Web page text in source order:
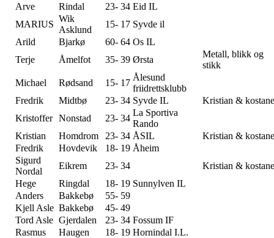
Arve
Rindal 23- 34 Eid IL
MARIUS
Wik
Asklund
15- 17 Syvde il
Arild
Bjarkø 60- 64 Os IL
Terje
Åmelfot 35- 39 Ørsta
Metall, blikk og
stikk
Michael
Rødsand 15- 17
Ålesund
friidrettsklubb
Fredrik
Midtbø 23- 34 Syvde IL
Kristian & kostane
Kristoffer Nonstad 23- 34
La Sportiva
Rando
Kristian
Homdrom 23- 34 ÅSIL
Kristian & kostane
Fredrik
Hovdevik 18- 19 Åheim
Sigurd
Nordal
Eikrem 23- 34
Kristian & kostane
Hege
Ringdal 18- 19 Sunnylven IL
Anders
Bakkebø
55- 59
Kjell Asle Bakkebø
45- 49
Tord Asle Gjerdalen 23- 34 Fossum IF
Rasmus
Haugen 18- 19 Hornindal I.L.